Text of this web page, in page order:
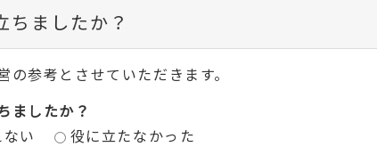
ちましたか？
参考とさせていただきます。
ましたか？
い
役に立たなかった